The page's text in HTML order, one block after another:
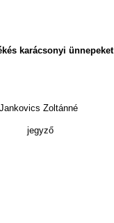
karácsonyi ünnepeket